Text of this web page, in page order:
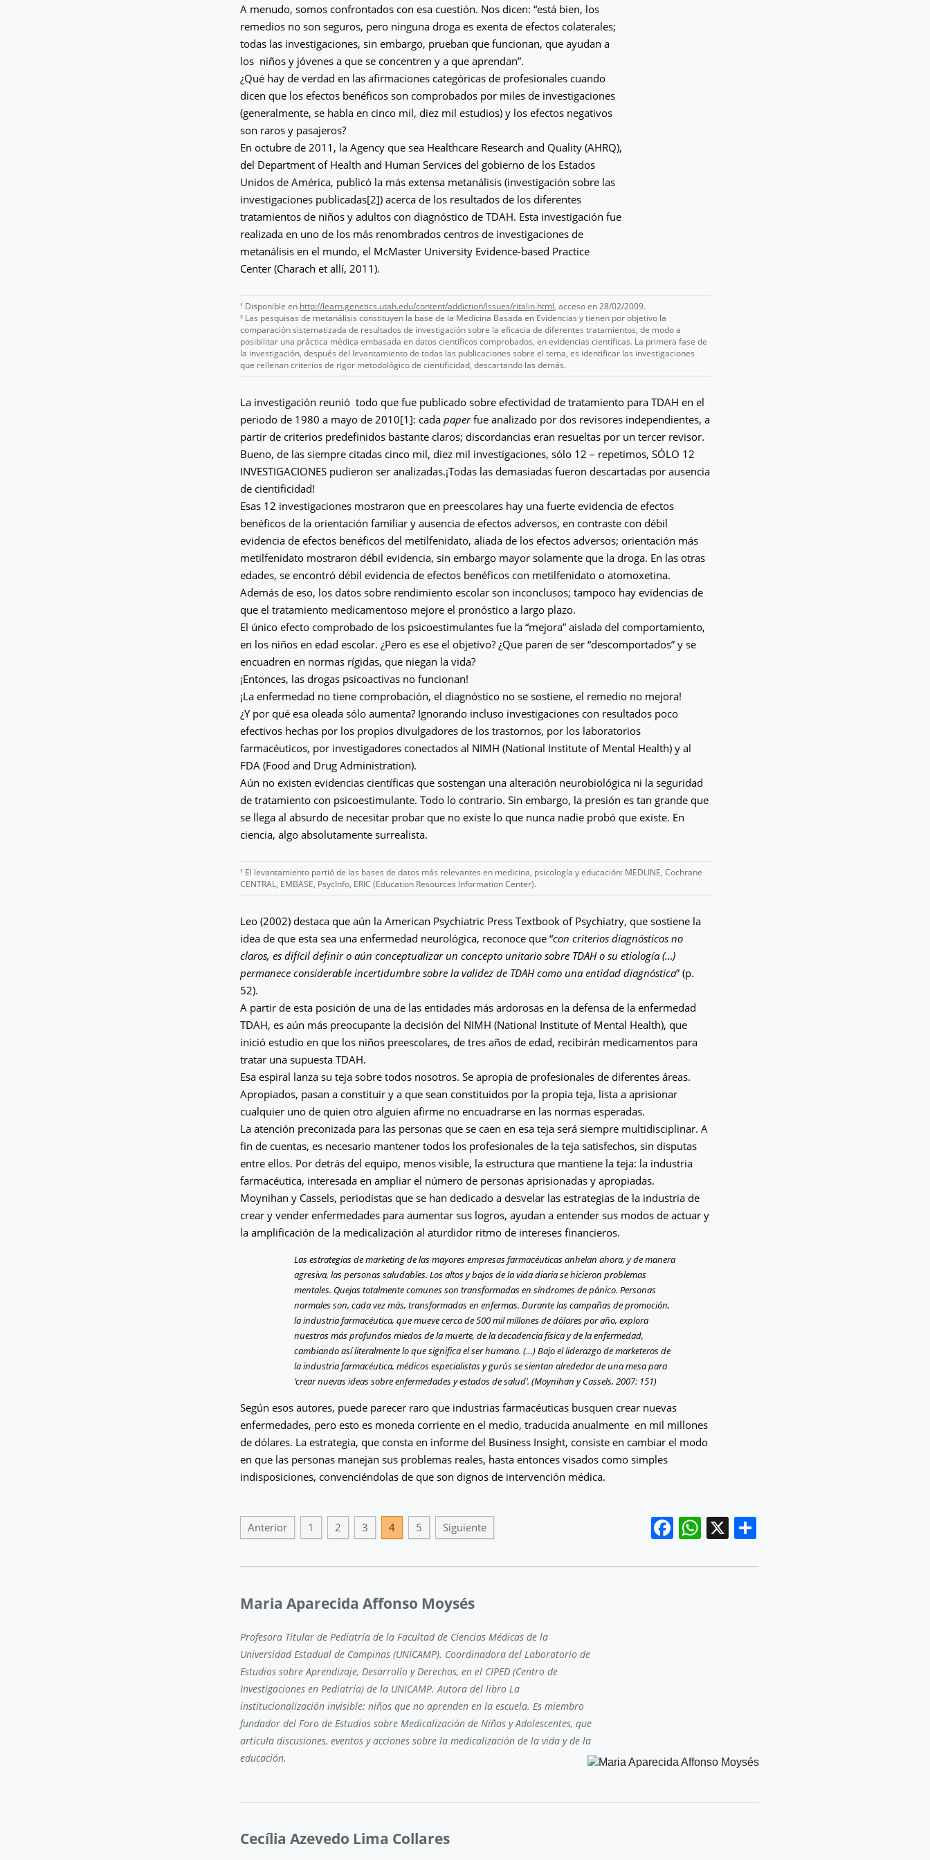
A menudo, somos confrontados con esa cuestión. Nos dicen: “está bien, los
remedios no son seguros, pero ninguna droga es exenta de efectos colaterales;
todas las investigaciones, sin embargo, prueban que funcionan, que ayudan a
los niños y jóvenes a que se concentren y a que aprendan”.
¿Qué hay de verdad en las afirmaciones categóricas de profesionales cuando
dicen que los efectos benéficos son comprobados por miles de investigaciones
(generalmente, se habla en cinco mil, diez mil estudios) y los efectos negativos
son raros y pasajeros?
En octubre de 2011, la Agency que sea Healthcare Research and Quality (AHRQ),
del Department of Health and Human Services del gobierno de los Estados
Unidos de América, publicó la más extensa metanálisis (investigación sobre las
investigaciones publicadas[2]) acerca de los resultados de los diferentes
tratamientos de niños y adultos con diagnóstico de TDAH. Esta investigación fue
realizada en uno de los más renombrados centros de investigaciones de
metanálisis en el mundo, el McMaster University Evidence-based Practice
Center (Charach et allí, 2011).
¹ Disponible en http://learn.genetics.utah.edu/content/addiction/issues/ritalin.html, acceso en 28/02/2009.
² Las pesquisas de metanálisis constituyen la base de la Medicina Basada en Evidencias y tienen por objetivo la
comparación sistematizada de resultados de investigación sobre la eficacia de diferentes tratamientos, de modo a
posibilitar una práctica médica embasada en datos científicos comprobados, en evidencias científicas. La primera fase de
la investigación, después del levantamiento de todas las publicaciones sobre el tema, es identificar las investigaciones
que rellenan criterios de rigor metodológico de cientificidad, descartando las demás.
La investigación reunió todo que fue publicado sobre efectividad de tratamiento para TDAH en el
periodo de 1980 a mayo de 2010[1]: cada paperfue analizado por dos revisores independientes, a
partir de criterios predefinidos bastante claros; discordancias eran resueltas por un tercer revisor.
Bueno, de las siempre citadas cinco mil, diez mil investigaciones, sólo 12 – repetimos, SÓLO 12
INVESTIGACIONES pudieron ser analizadas.¡Todas las demasiadas fueron descartadas por ausencia
de cientificidad!
Esas 12 investigaciones mostraron que en preescolares hay una fuerte evidencia de efectos
benéficos de la orientación familiar y ausencia de efectos adversos, en contraste con débil
evidencia de efectos benéficos del metilfenidato, aliada de los efectos adversos; orientación más
metilfenidato mostraron débil evidencia, sin embargo mayor solamente que la droga. En las otras
edades, se encontró débil evidencia de efectos benéficos con metilfenidato o atomoxetina.
Además de eso, los datos sobre rendimiento escolar son inconclusos; tampoco hay evidencias de
que el tratamiento medicamentoso mejore el pronóstico a largo plazo.
El único efecto comprobado de los psicoestimulantes fue la “mejora” aislada del comportamiento,
en los niños en edad escolar. ¿Pero es ese el objetivo? ¿Que paren de ser “descomportados” y se
encuadren en normas rígidas, que niegan la vida?
¡Entonces, las drogas psicoactivas no funcionan!
¡La enfermedad no tiene comprobación, el diagnóstico no se sostiene, el remedio no mejora!
¿Y por qué esa oleada sólo aumenta? Ignorando incluso investigaciones con resultados poco
efectivos hechas por los propios divulgadores de los trastornos, por los laboratorios
farmacéuticos, por investigadores conectados al NIMH (National Institute of Mental Health) y al
FDA (Food and Drug Administration).
Aún no existen evidencias científicas que sostengan una alteración neurobiológica ni la seguridad
de tratamiento con psicoestimulante. Todo lo contrario. Sin embargo, la presión es tan grande que
se llega al absurdo de necesitar probar que no existe lo que nunca nadie probó que existe. En
ciencia, algo absolutamente surrealista.
¹ El levantamiento partió de las bases de datos más relevantes en medicina, psicología y educación: MEDLINE, Cochrane
CENTRAL, EMBASE, PsycInfo, ERIC (Education Resources Information Center).
Leo (2002) destaca que aún la American Psychiatric Press Textbook of Psychiatry, que sostiene la
idea de que esta sea una enfermedad neurológica, reconoce que “con criterios diagnósticos no
claros, es difícil definir o aún conceptualizar un concepto unitario sobre TDAH o su etiología (…)
permanece considerable incertidumbre sobre la validez de TDAH como una entidad diagnóstica” (p.
52).
A partir de esta posición de una de las entidades más ardorosas en la defensa de la enfermedad
TDAH, es aún más preocupante la decisión del NIMH (National Institute of Mental Health), que
inició estudio en que los niños preescolares, de tres años de edad, recibirán medicamentos para
tratar una supuesta TDAH.
Esa espiral lanza su teja sobre todos nosotros. Se apropia de profesionales de diferentes áreas.
Apropiados, pasan a constituir y a que sean constituidos por la propia teja, lista a aprisionar
cualquier uno de quien otro alguien afirme no encuadrarse en las normas esperadas.
La atención preconizada para las personas que se caen en esa teja será siempre multidisciplinar. A
fin de cuentas, es necesario mantener todos los profesionales de la teja satisfechos, sin disputas
entre ellos. Por detrás del equipo, menos visible, la estructura que mantiene la teja: la industria
farmacéutica, interesada en ampliar el número de personas aprisionadas y apropiadas.
Moynihan y Cassels, periodistas que se han dedicado a desvelar las estrategias de la industria de
crear y vender enfermedades para aumentar sus logros, ayudan a entender sus modos de actuar y
la amplificación de la medicalización al aturdidor ritmo de intereses financieros.
Las estrategias de marketing de las mayores empresas farmacéuticas anhelan ahora, y de manera
agresiva, las personas saludables. Los altos y bajos de la vida diaria se hicieron problemas
mentales. Quejas totalmente comunes son transformadas en síndromes de pánico. Personas
normales son, cada vez más, transformadas en enfermas. Durante las campañas de promoción,
la industria farmacéutica, que mueve cerca de 500 mil millones de dólares por año, explora
nuestros más profundos miedos de la muerte, de la decadencia física y de la enfermedad,
cambiando así literalmente lo que significa el ser humano. (…) Bajo el liderazgo de marketeros de
la industria farmacéutica, médicos especialistas y gurús se sientan alrededor de una mesa para
‘crear nuevas ideas sobre enfermedades y estados de salud’. (Moynihan y Cassels, 2007: 151)
Según esos autores, puede parecer raro que industrias farmacéuticas busquen crear nuevas
enfermedades, pero esto es moneda corriente en el medio, traducida anualmente en mil millones
de dólares. La estrategia, que consta en informe del Business Insight, consiste en cambiar el modo
en que las personas manejan sus problemas reales, hasta entonces visados como simples
indisposiciones, convenciéndolas de que son dignos de intervención médica.
Facebook
WhatsApp
X
Anterior 1 2 3 4 5 Siguiente
Maria Aparecida Affonso Moysés
Profesora Titular de Pediatría de la Facultad de Ciencias Médicas de la
Universidad Estadual de Campinas (UNICAMP). Coordinadora del Laboratorio de
Estudios sobre Aprendizaje, Desarrollo y Derechos, en el CIPED (Centro de
Investigaciones en Pediatría) de la UNICAMP. Autora del libro La
institucionalización invisible: niños que no aprenden en la escuela. Es miembro
fundador del Foro de Estudios sobre Medicalización de Niños y Adolescentes, que
articula discusiones, eventos y acciones sobre la medicalización de la vida y de la
educación.
Cecília Azevedo Lima Collares